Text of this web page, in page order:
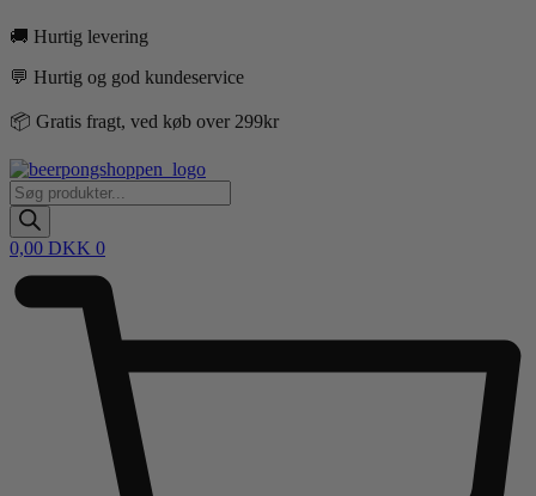
🚚 Hurtig levering
💬 Hurtig og god kundeservice
📦 Gratis fragt, ved køb over 299kr
Products
search
0,00 DKK 0